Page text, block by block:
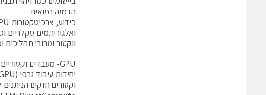
הדמיה רפואית.
ואלגוריתמים סקלריים
ווקטור ומרובי
GPU- מעבדים וקטוריים מתוכנתים מאיצים את קצבי העיבוד
וקטורים חזקים